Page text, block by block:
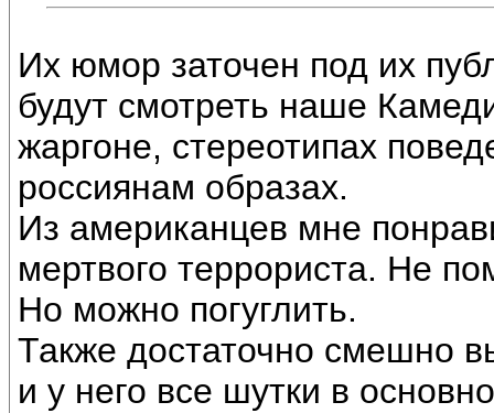
Их юмор заточен под их
будут смотреть наше
жаргоне, стереотипах
россиянам образах.
Из американцев мне
мертвого террориста. Не
Но можно погуглить.
Также достаточно смешно
и у него все шутки в